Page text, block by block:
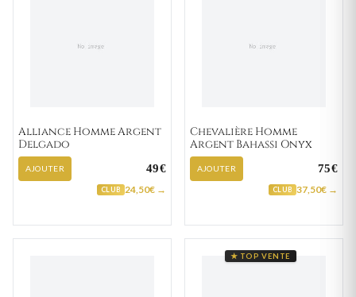
Alliance Homme Argent
Delgado
AJOUTER 49€
CLUB 24,50€ →
Chevalière Homme
Argent Bahassi Onyx
AJOUTER 75€
CLUB 37,50€ →
★ TOP VENTE